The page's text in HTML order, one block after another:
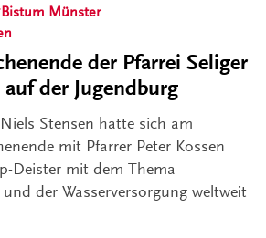
Bistum Münster
der Pfarrei Seliger
der Jugendburg
Stensen hatte sich am
mit Pfarrer Peter Kossen
Deister mit dem Thema
der Wasserversorgung weltweit